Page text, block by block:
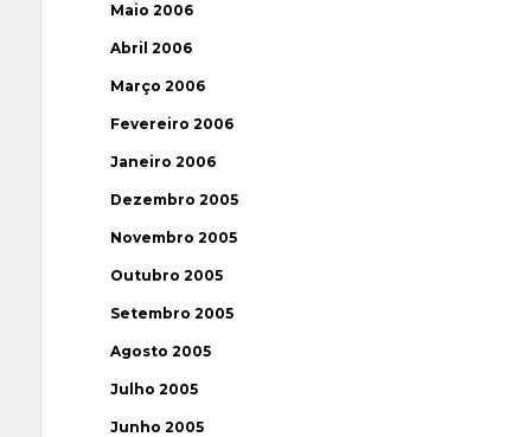
Maio 2006
Abril 2006
Março 2006
Fevereiro 2006
Janeiro 2006
Dezembro 2005
Novembro 2005
Outubro 2005
Setembro 2005
Agosto 2005
Julho 2005
Junho 2005